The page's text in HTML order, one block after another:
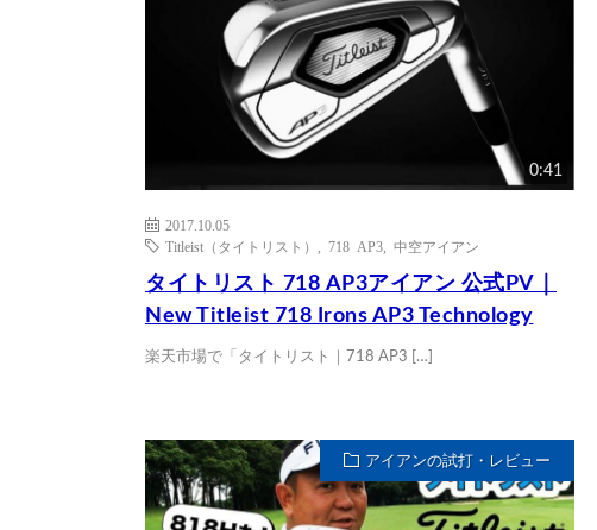
0:41
2017.10.05
Titleist（タイトリスト）
718 AP3 中空アイアン
タイトリスト 718 AP3アイアン 公式PV｜
New Titleist 718 Irons AP3 Technology
楽天市場で「タイトリスト｜718 AP3 […]
アイアンの試打・レビュー